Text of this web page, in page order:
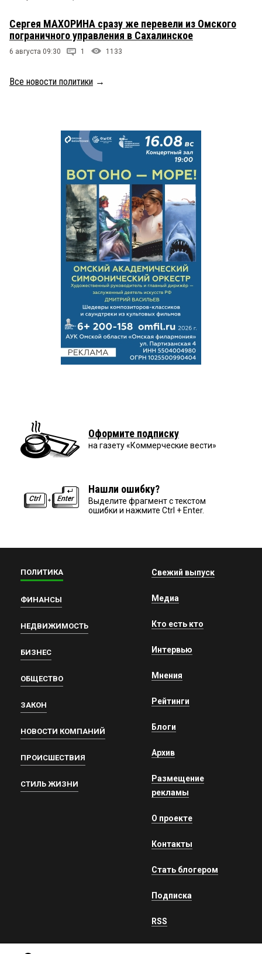
Сергея МАХОРИНА сразу же перевели из Омского
пограничного управления в Сахалинское
6 августа 09:30 1 1133
Все новости политики →
Оформите подписку
на газету «Коммерческие вести»
Нашли ошибку?
Выделите фрагмент с текстом
ошибки и нажмите Ctrl + Enter.
ПОЛИТИКА
ФИНАНСЫ
НЕДВИЖИМОСТЬ
БИЗНЕС
ОБЩЕСТВО
ЗАКОН
НОВОСТИ КОМПАНИЙ
ПРОИСШЕСТВИЯ
СТИЛЬ ЖИЗНИ
Свежий выпуск
Медиа
Кто есть кто
Интервью
Мнения
Рейтинги
Блоги
Архив
Размещение
рекламы
О проекте
Контакты
Стать блогером
Подписка
RSS